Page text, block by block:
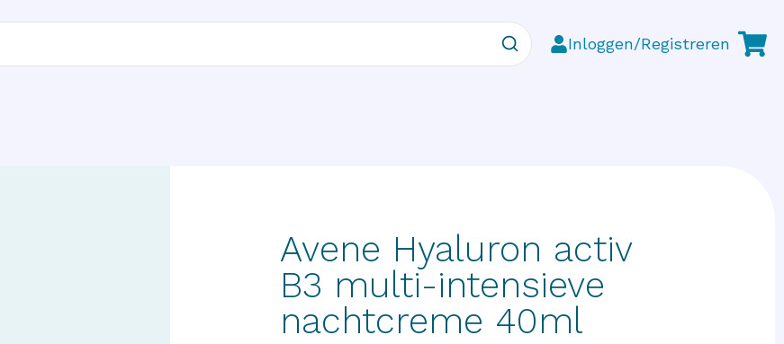
Inloggen/Registreren
Avene Hyaluron activ
B3 multi-intensieve
nachtcreme 40ml